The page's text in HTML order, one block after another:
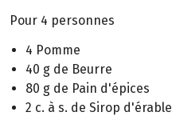
Pour 4 personnes
4 Pomme
40 g de Beurre
80 g de Pain d'épices
2 c. à s. de Sirop d'érable